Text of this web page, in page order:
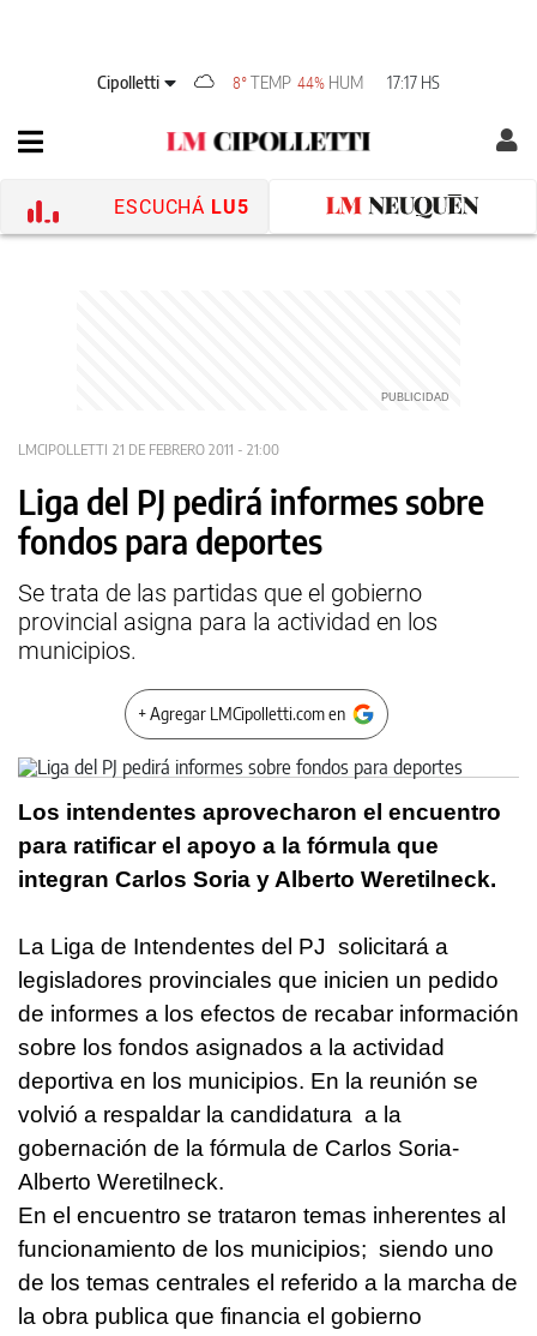
Cipolletti 8° TEMP 44% HUM 17:17 HS
ESCUCHÁ LU5
LMCIPOLLETTI 21 DE FEBRERO 2011 - 21:00
Liga del PJ pedirá informes sobre
fondos para deportes
Se trata de las partidas que el gobierno
provincial asigna para la actividad en los
municipios.
+ Agregar LMCipolletti.com en
Los intendentes aprovecharon el encuentro
para ratificar el apoyo a la fórmula que
integran Carlos Soria y Alberto Weretilneck.
La Liga de Intendentes del PJ solicitará a
legisladores provinciales que inicien un pedido
de informes a los efectos de recabar información
sobre los fondos asignados a la actividad
deportiva en los municipios. En la reunión se
volvió a respaldar la candidatura a la
gobernación de la fórmula de Carlos Soria-
Alberto Weretilneck.
En el encuentro se trataron temas inherentes al
funcionamiento de los municipios; siendo uno
de los temas centrales el referido a la marcha de
la obra publica que financia el gobierno